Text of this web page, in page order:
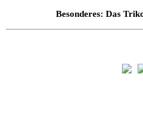
Besonderes: Das